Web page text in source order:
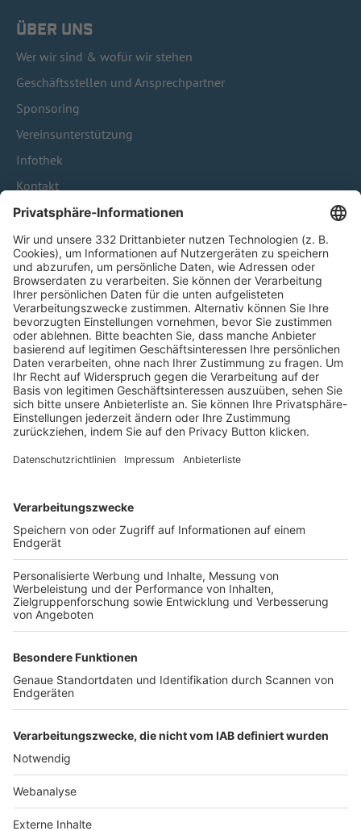
ÜBER UNS
Wer wir sind & wofür wir stehen
Geschäftsstellen und Ansprechpartner
Sponsoring
Vereinsunterstützung
Infothek
Kontakt
HÄUFIG BESUCHTE SEITEN
Pässe und Vereinswechsel
Trainerausbildung
Schulungsangebot Vereinsmitarbeiter
BFV-Geschäftsstellen
Trainerbörse
Login SpielPlus
FOLGE DEM BFV
TOP-VEREINE
TOP-PARTNER
Nutzungsbedingungen Datenschutz Impressum